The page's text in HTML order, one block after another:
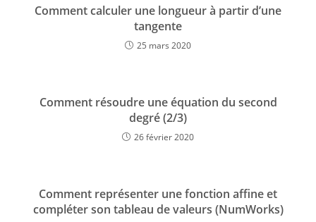
Comment calculer une longueur à partir d’une
tangente
25 mars 2020
Comment résoudre une équation du second
degré (2/3)
26 février 2020
Comment représenter une fonction affine et
compléter son tableau de valeurs (NumWorks)